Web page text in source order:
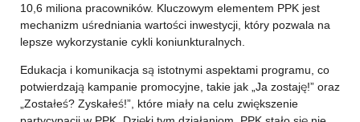
10,6 miliona pracowników. Kluczowym elementem PPK jest
mechanizm uśredniania wartości inwestycji, który pozwala na
lepsze wykorzystanie cykli koniunkturalnych.
Edukacja i komunikacja są istotnymi aspektami programu, co
potwierdzają kampanie promocyjne, takie jak „Ja zostaję!” oraz
„Zostałeś? Zyskałeś!”, które miały na celu zwiększenie